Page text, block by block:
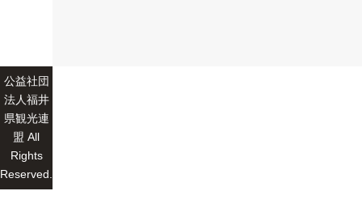
公益社団
法人福井
県観光連
盟 All
Rights
Reserved.